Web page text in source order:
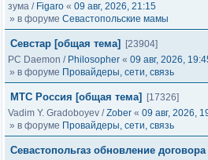
зума / Figaro « 09 авг, 2026, 21:15
» в форуме Севастопольские мамы
Cевстар [общая тема]
[23904]
PC Daemon / Philosopher « 09 авг, 2026,
» в форуме Провайдеры, сети, связь
МТС Россия [общая тема]
[17326]
Vadim Y. Gradoboyev /Zober « 09 авг, 2026,
» в форуме Провайдеры, сети, связь
Севастопольгаз обновление договора